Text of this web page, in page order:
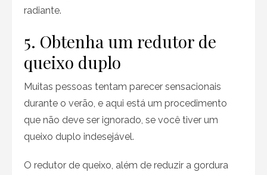
radiante.
5. Obtenha um redutor de
queixo duplo
Muitas pessoas tentam parecer sensacionais
durante o verão, e aqui está um procedimento
que não deve ser ignorado, se você tiver um
queixo duplo indesejável.
O redutor de queixo, além de reduzir a gordura